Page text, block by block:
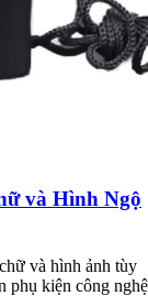
và Hình Ngộ
và hình ảnh tùy
phụ kiện công nghệ